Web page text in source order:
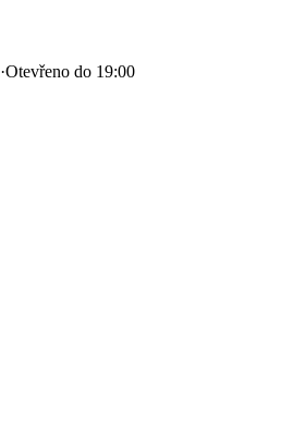
·Otevřeno do 19:00